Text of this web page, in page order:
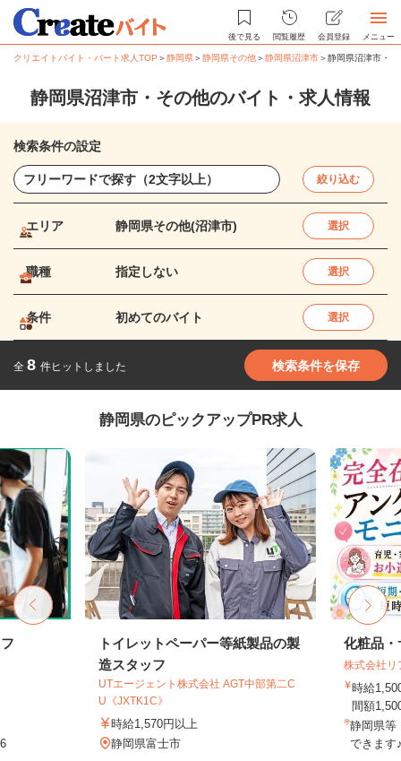
後で見る 閲覧履歴 会員登録 メニュー
クリエイトバイト・パート求人TOP ＞静岡県＞静岡県その他＞静岡県沼津市＞静岡県沼津市・
静岡県沼津市・その他のバイト・求人情報
検索条件の設定
絞り込む
エリア 静岡県その他(沼津市) 選択
職種 指定しない 選択
条件 初めてのバイト 選択
全 8 件ヒットしました 検索条件を保存
静岡県のピックアップPR求人
トイレットペーパー等紙製品の製
造スタッフ
UTエージェント株式会社 AGT中部第二C
U《JXTK1C》
時給1,570円以上
静岡県富士市
化粧品・
株式会社リ
時給
間額
静岡県等
できま